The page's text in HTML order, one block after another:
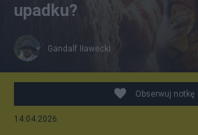
bibliatodo.com
upadku?
Gandalf Iławecki
Obserwuj notkę
14.04.2026